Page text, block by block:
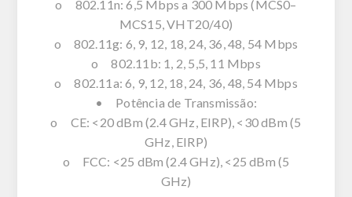
o 802.11n: 6,5 Mbps a 300 Mbps (MCS0–
MCS15, VHT20/40)
o 802.11g: 6, 9, 12, 18, 24, 36, 48, 54 Mbps
o 802.11b: 1, 2, 5,5, 11 Mbps
o 802.11a: 6, 9, 12, 18, 24, 36, 48, 54 Mbps
• Potência de Transmissão:
o CE: <20 dBm (2.4 GHz, EIRP), <30 dBm (5
GHz, EIRP)
o FCC: <25 dBm (2.4 GHz), <25 dBm (5
GHz)